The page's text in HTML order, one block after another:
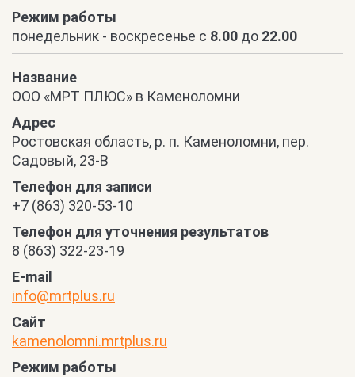
Режим работы
понедельник - воскресенье с 8.00 до 22.00
Название
ООО «МРТ ПЛЮС» в Каменоломни
Адрес
Ростовская область, р. п. Каменоломни, пер.
Садовый, 23-В
Телефон для записи
+7 (863) 320-53-10
Телефон для уточнения результатов
8 (863) 322-23-19
E-mail
info@mrtplus.ru
Сайт
kamenolomni.mrtplus.ru
Режим работы